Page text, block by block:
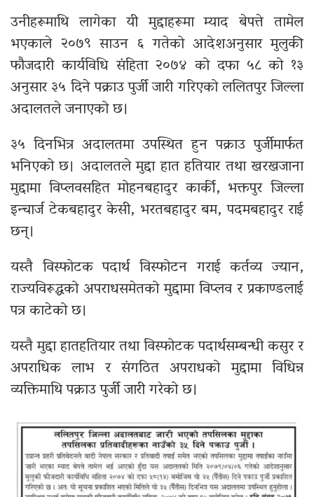
उनीहरूमाथि लागेका यी मुद्दाहरूमा म्याद बेपत्ते तामेल
भएकाले २०७९ साउन ६ गतेको आदेशअनुसार मुलुकी
फौजदारी कार्यविधि संहिता २०७४ को दफा ५८ को १३
अनुसार ३५ दिने पक्राउ पुर्जी जारी गरिएको ललितपुर जिल्ला
अदालतले जनाएको छ।
३५ दिनभित्र अदालतमा उपस्थित हुन पक्राउ पुर्जीमार्फत
भनिएको छ। अदालतले मुद्दा हात हतियार तथा खरखजाना
मुद्दामा विप्लवसहित मोहनबहादुर कार्की, भक्तपुर जिल्ला
इन्चार्ज टेकबहादुर केसी, भरतबहादुर बम, पदमबहादुर राई
छन्।
यस्तै विस्फोटक पदार्थ विस्फोटन गराई कर्तव्य ज्यान,
राज्यविरूद्धको अपराधसमेतको मुद्दामा विप्लव र प्रकाण्डलाई
पत्र काटेको छ।
यस्तै मुद्दा हातहतियार तथा विस्फोटक पदार्थसम्बन्धी कसुर र
अपराधिक लाभ र संगठित अपराधको मुद्दामा विधिन्न
व्यक्तिमाथि पक्राउ पुर्जी जारी गरेको छ।